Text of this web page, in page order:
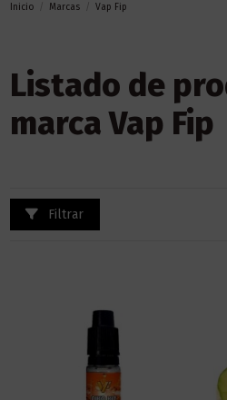
Inicio Marcas Vap Fip
Listado de
marca Vap Fip
Filtrar